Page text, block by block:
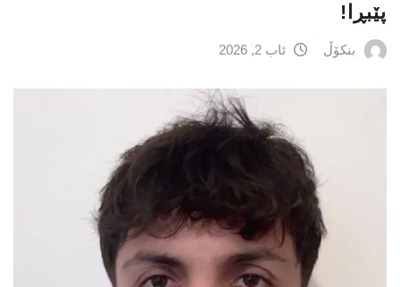
پێبڕا!
بنکۆڵ ئاب 2, 2026